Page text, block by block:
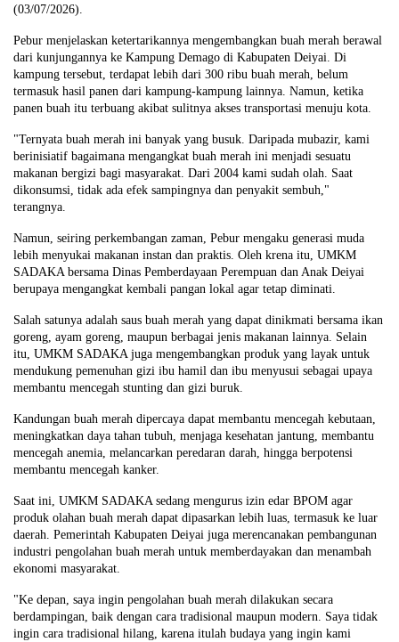
(03/07/2026).
Pebur menjelaskan ketertarikannya mengembangkan buah merah berawal
dari kunjungannya ke Kampung Demago di Kabupaten Deiyai. Di
kampung tersebut, terdapat lebih dari 300 ribu buah merah, belum
termasuk hasil panen dari kampung-kampung lainnya. Namun, ketika
panen buah itu terbuang akibat sulitnya akses transportasi menuju kota.
"Ternyata buah merah ini banyak yang busuk. Daripada mubazir, kami
berinisiatif bagaimana mengangkat buah merah ini menjadi sesuatu
makanan bergizi bagi masyarakat. Dari 2004 kami sudah olah. Saat
dikonsumsi, tidak ada efek sampingnya dan penyakit sembuh,"
terangnya.
Namun, seiring perkembangan zaman, Pebur mengaku generasi muda
lebih menyukai makanan instan dan praktis. Oleh krena itu, UMKM
SADAKA bersama Dinas Pemberdayaan Perempuan dan Anak Deiyai
berupaya mengangkat kembali pangan lokal agar tetap diminati.
Salah satunya adalah saus buah merah yang dapat dinikmati bersama ikan
goreng, ayam goreng, maupun berbagai jenis makanan lainnya. Selain
itu, UMKM SADAKA juga mengembangkan produk yang layak untuk
mendukung pemenuhan gizi ibu hamil dan ibu menyusui sebagai upaya
membantu mencegah stunting dan gizi buruk.
Kandungan buah merah dipercaya dapat membantu mencegah kebutaan,
meningkatkan daya tahan tubuh, menjaga kesehatan jantung, membantu
mencegah anemia, melancarkan peredaran darah, hingga berpotensi
membantu mencegah kanker.
Saat ini, UMKM SADAKA sedang mengurus izin edar BPOM agar
produk olahan buah merah dapat dipasarkan lebih luas, termasuk ke luar
daerah. Pemerintah Kabupaten Deiyai juga merencanakan pembangunan
industri pengolahan buah merah untuk memberdayakan dan menambah
ekonomi masyarakat.
"Ke depan, saya ingin pengolahan buah merah dilakukan secara
berdampingan, baik dengan cara tradisional maupun modern. Saya tidak
ingin cara tradisional hilang, karena itulah budaya yang ingin kami